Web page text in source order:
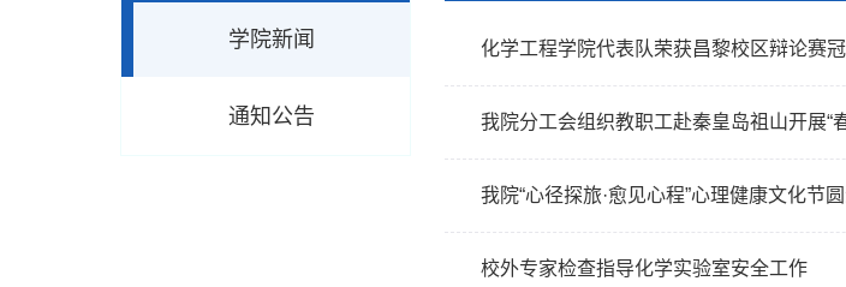
学院新闻
通知公告
化学工程学院代表队荣获昌黎校区辩论赛
我院分工会组织教职工赴秦皇岛祖山开展“
我院“心径探旅·愈见心程”心理健康文化节
校外专家检查指导化学实验室安全工作